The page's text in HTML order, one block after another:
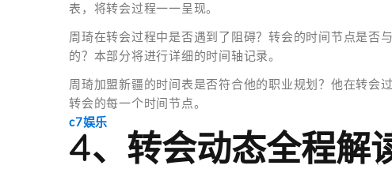
表，将转会过程一一呈现。
周琦在转会过程中是否遇到了阻碍？转会的时间节点是否
的？本部分将进行详细的时间轴记录。
周琦加盟新疆的时间表是否符合他的职业规划？他在转会
转会的每一个时间节点。
c7娱乐
4、转会动态全程解